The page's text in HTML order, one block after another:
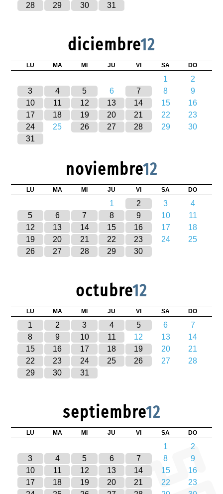
28
29 30 31
diciembre12
LU MA MI JU VI SA DO
1
2
3
4 5 6 7 8
9
10
11 12 13 14 15
16
17
18 19 20 21 22
23
24
25 26 27 28 29
30
31
noviembre12
LU MA MI JU VI SA DO
1 2 3
4
5
6 7 8 9 10
11
12
13 14 15 16 17
18
19
20 21 22 23 24
25
26
27 28 29 30
octubre12
LU MA MI JU VI SA DO
1 2 3 4 5 6
7
8
9 10 11 12 13
14
15
16 17 18 19 20
21
22
23 24 25 26 27
28
29
30 31
septiembre12
LU MA MI JU VI SA DO
1
2
3
4 5 6 7 8
9
10
11 12 13 14 15
16
17
18 19 20 21 22
23